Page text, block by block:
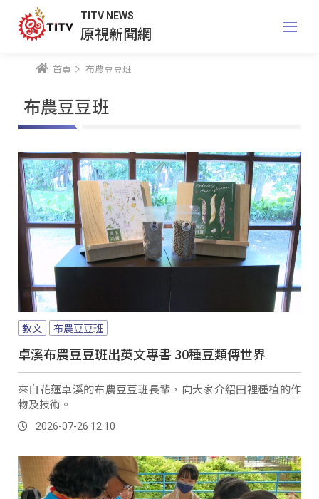
TITV NEWS
原視新聞網
首頁 布農豆豆班
布農豆豆班
教文 布農豆豆班
卓溪布農豆豆班出英文專書 30種豆類傳世界
來自花蓮卓溪的布農豆豆班長輩，向大家介紹田裡種植的作
物及技術。
2026-07-26 12:10